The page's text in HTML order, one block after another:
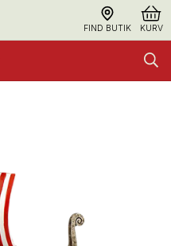
FIND BUTIK KURV